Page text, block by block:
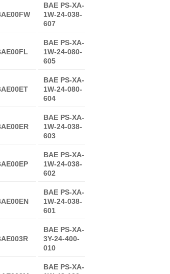
BAE PS-XA-
1W-24-038-
607
BAE PS-XA-
1W-24-080-
605
BAE PS-XA-
1W-24-080-
604
BAE PS-XA-
1W-24-038-
603
BAE PS-XA-
1W-24-038-
602
BAE PS-XA-
1W-24-038-
601
BAE PS-XA-
3Y-24-400-
010
BAE PS-XA-